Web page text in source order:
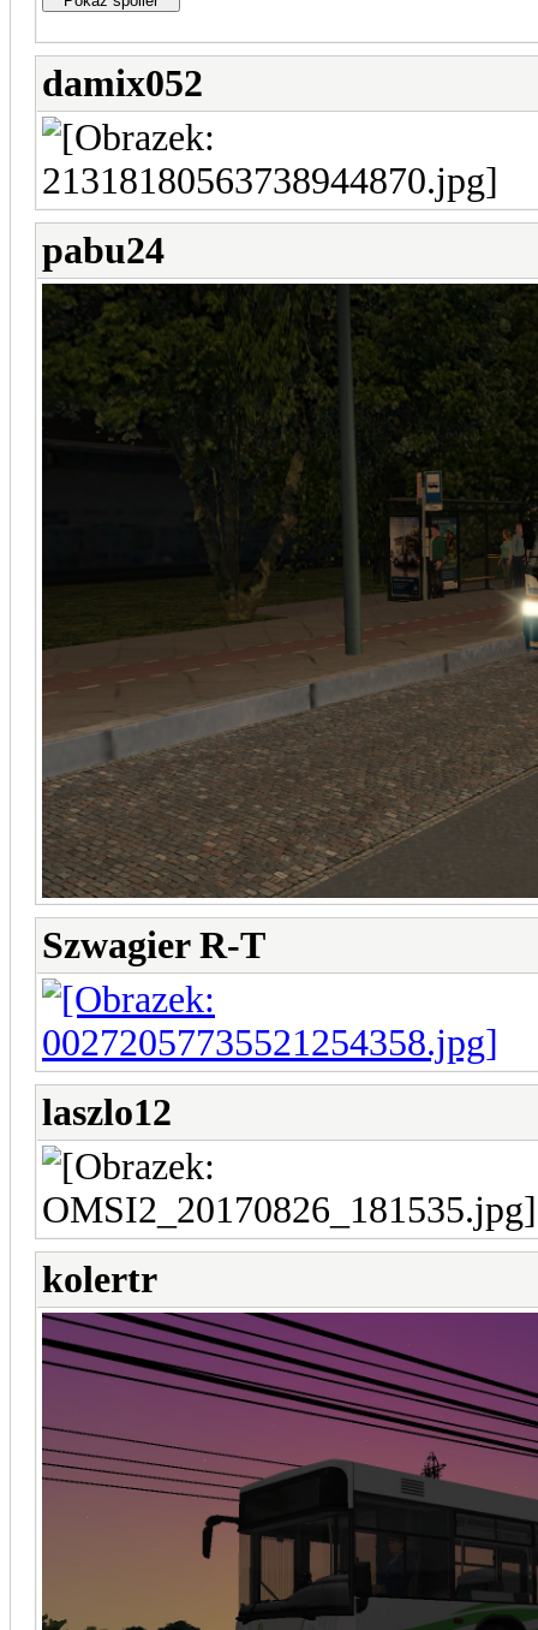
damix052
pabu24
Szwagier R-T
laszlo12
kolertr